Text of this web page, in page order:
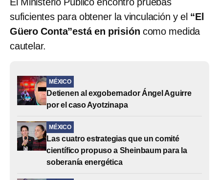
suficientes para obtener la vinculación y el “El
Güero Conta”está en prisión como medida
cautelar.
MÉXICO
Detienen al exgobernador Ángel Aguirre
por el caso Ayotzinapa
MÉXICO
Las cuatro estrategias que un comité
científico propuso a Sheinbaum para la
soberanía energética